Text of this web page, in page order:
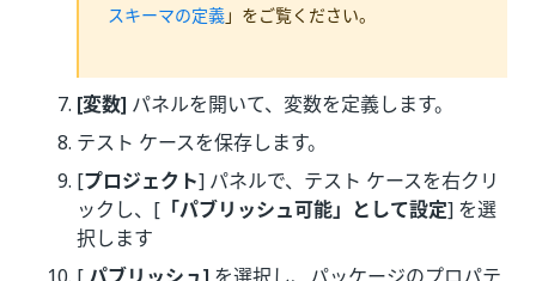
スキーマの定義」をご覧ください。
[変数] パネルを開いて、変数を定義します。
テスト ケースを保存します。
[プロジェクト] パネルで、テスト ケースを右クリ
ックし、[ 「パブリッシュ可能」として設定] を選
択します